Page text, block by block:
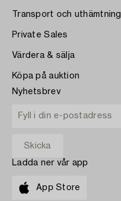
Transport och uthämtning
Private Sales
Värdera & sälja
Köpa på auktion
Nyhetsbrev
Ladda ner vår app
App Store